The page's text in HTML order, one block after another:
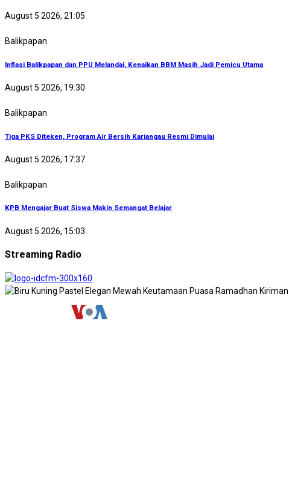
August 5 2026, 21:05
Balikpapan
Inflasi Balikpapan dan PPU Melandai, Kenaikan BBM Masih Jadi Pemicu Utama
August 5 2026, 19:30
Balikpapan
Tiga PKS Diteken, Program Air Bersih Kariangau Resmi Dimulai
August 5 2026, 17:37
Balikpapan
KPB Mengajar Buat Siswa Makin Semangat Belajar
August 5 2026, 15:03
Streaming Radio